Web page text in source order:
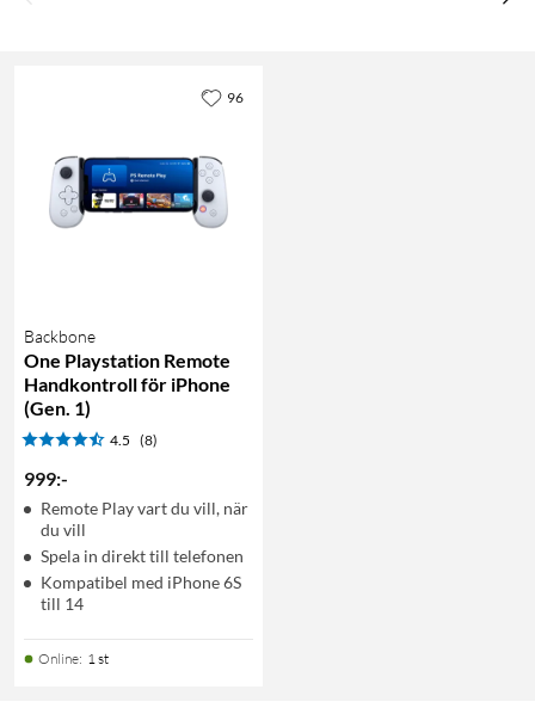
Backbone
One Playstation Remote
Handkontroll för iPhone
(Gen. 1)
4.5 (8)
999:-
Remote Play vart du vill, när
du vill
Spela in direkt till telefonen
Kompatibel med iPhone 6S
till 14
Online: 1 st
96